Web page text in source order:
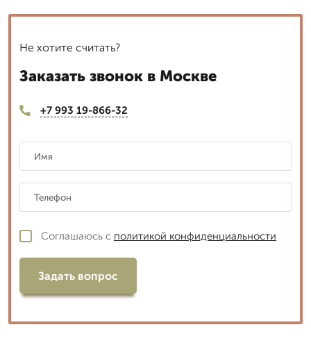
Не хотите считать?
Заказать звонок в Москве
+7 993 19-866-32
Соглашаюсь с политикой конфиденциальности
Задать вопрос